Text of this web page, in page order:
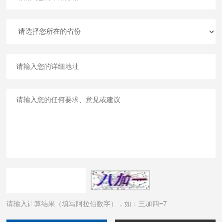
请输入计算结果（填写阿拉伯数字），如：三加四=7